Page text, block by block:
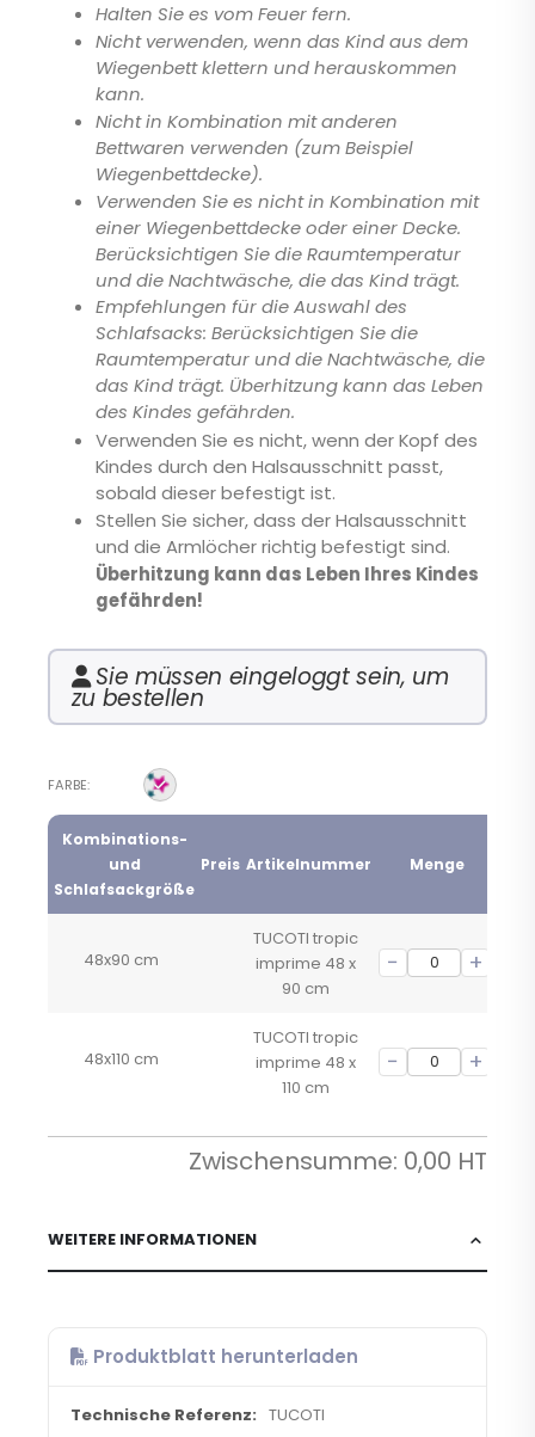
Halten Sie es vom Feuer fern.
Nicht verwenden, wenn das Kind aus dem
Wiegenbett klettern und herauskommen
kann.
Nicht in Kombination mit anderen
Bettwaren verwenden (zum Beispiel
Wiegenbettdecke).
Verwenden Sie es nicht in Kombination mit
einer Wiegenbettdecke oder einer Decke.
Berücksichtigen Sie die Raumtemperatur
und die Nachtwäsche, die das Kind trägt.
Empfehlungen für die Auswahl des
Schlafsacks: Berücksichtigen Sie die
Raumtemperatur und die Nachtwäsche, die
das Kind trägt. Überhitzung kann das Leben
des Kindes gefährden.
Verwenden Sie es nicht, wenn der Kopf des
Kindes durch den Halsausschnitt passt,
sobald dieser befestigt ist.
Stellen Sie sicher, dass der Halsausschnitt
und die Armlöcher richtig befestigt sind.
Überhitzung kann das Leben Ihres Kindes
gefährden!
Sie müssen eingeloggt sein, um
zu bestellen
FARBE
Kombinations-
und
Schlafsackgröße
Preis Artikelnummer Menge
48x90 cm
TUCOTI tropic
imprime 48 x
90 cm
48x110 cm
TUCOTI tropic
imprime 48 x
110 cm
Zwischensumme: 0,00
WEITERE INFORMATIONEN
Produktblatt herunterladen
TUCOTI